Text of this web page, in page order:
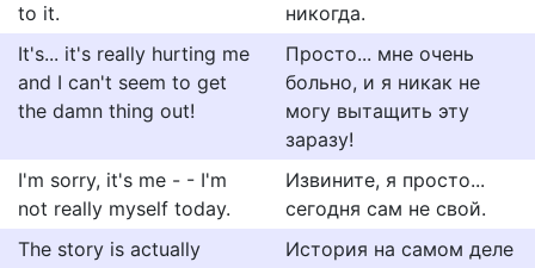
to it.
никогда.
It's... it's really hurting me
and I can't seem to get
the damn thing out!
Просто... мне очень
больно, и я никак не
могу вытащить эту
заразу!
I'm sorry, it's me - - I'm
not really myself today.
Извините, я просто...
сегодня сам не свой.
The story is actually
История на самом деле